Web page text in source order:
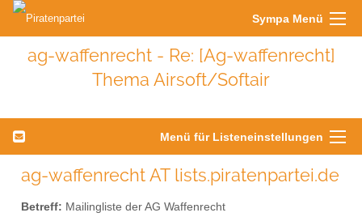
Sympa Menü
ag-waffenrecht - Re: [Ag-waffenrecht]
Thema Airsoft/Softair
Menü für Listeneinstellungen
ag-waffenrecht AT lists.piratenpartei.de
Betreff: Mailingliste der AG Waffenrecht